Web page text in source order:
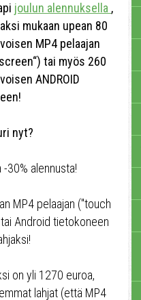
joulun alennuksella ,
mukaan upean 80
MP4 pelaajan
tai myös 260
ANDROID
nyt?
-30% alennusta!
MP4 pelaajan ("touch
Android tietokoneen
on yli 1270 euroa,
lahjat (että MP4